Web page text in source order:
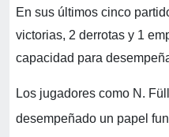
En sus últimos cinco
victorias, 2 derrotas y 1
capacidad para
Los jugadores como N.
desempeñado un papel